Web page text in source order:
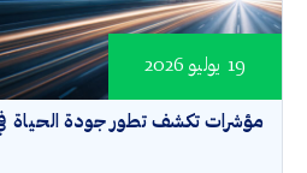
مؤشرات تكشف تطور جودة الحياة
19 يوليو 2026